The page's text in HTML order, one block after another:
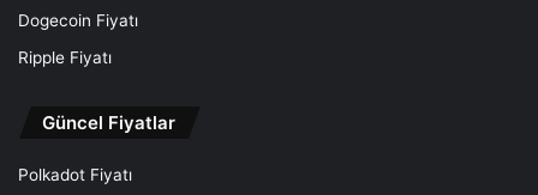
Dogecoin Fiyatı
Ripple Fiyatı
Güncel Fiyatlar
Polkadot Fiyatı